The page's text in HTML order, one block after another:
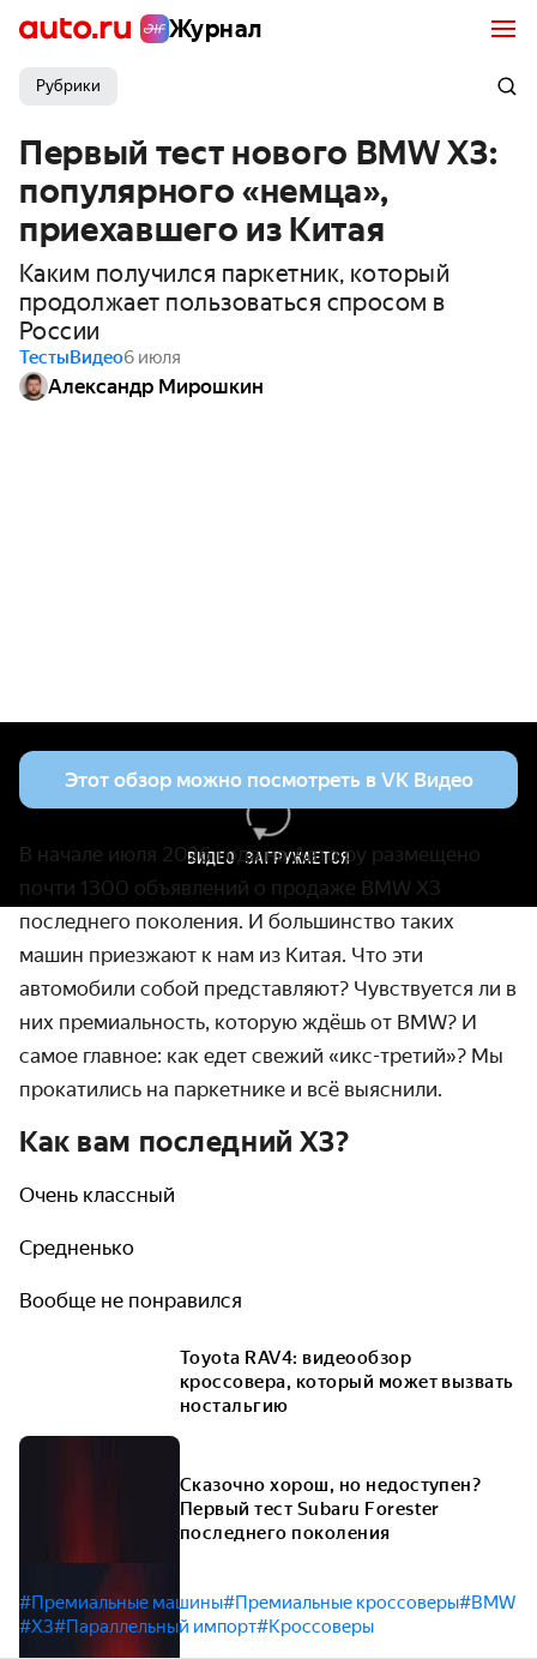
Журнал
Рубрики
Первый тест нового BMW X3:
популярного «немца»,
приехавшего из Китая
Каким получился паркетник, который
продолжает пользоваться спросом в
России
ТестыВидео6 июля
Александр Мирошкин
ВИДЕО ЗАГРУЖАЕТСЯ
Этот обзор можно посмотреть в VK Видео
В начале июля 2026 года на Авто.ру размещено
почти 1300 объявлений о продаже BMW X3
последнего поколения. И большинство таких
машин приезжают к нам из Китая. Что эти
автомобили собой представляют? Чувствуется ли в
них премиальность, которую ждёшь от BMW? И
самое главное: как едет свежий «икс-третий»? Мы
прокатились на паркетнике и всё выяснили.
Как вам последний X3?
Очень классный
Средненько
Вообще не понравился
Toyota RAV4: видеообзор
кроссовера, который может вызвать
ностальгию
Сказочно хорош, но недоступен?
Первый тест Subaru Forester
последнего поколения
#Премиальные машины#Премиальные кроссоверы#BMW
#X3#Параллельный импорт#Кроссоверы